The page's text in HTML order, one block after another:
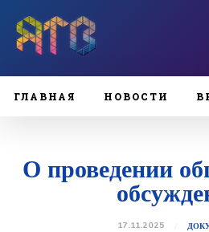
ГЛАВНАЯ НОВОСТИ
О проведении
17.11.2025